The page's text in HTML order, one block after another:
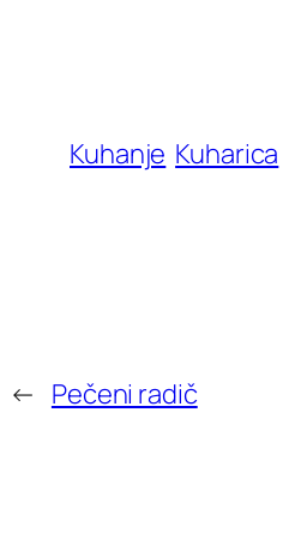
Kuhanje Kuharica
← Pečeni radič